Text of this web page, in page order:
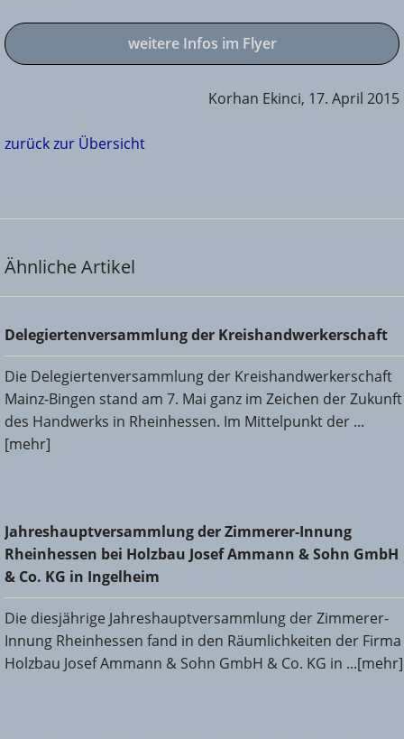
weitere Infos im Flyer
Korhan Ekinci, 17. April 2015
zurück zur Übersicht
Ähnliche Artikel
Delegiertenversammlung der Kreishandwerkerschaft
Delegiertenversammlung der Kreishandwerkerschaft
Die Delegiertenversammlung der Kreishandwerkerschaft
Mainz-Bingen stand am 7. Mai ganz im Zeichen der Zukunft
des Handwerks in Rheinhessen. Im Mittelpunkt der ...
[mehr]
Jahreshauptversammlung der Zimmerer-Innung
Rheinhessen bei Holzbau Josef Ammann & Sohn GmbH &
Co. KG in Ingelheim
Jahreshauptversammlung der Zimmerer-Innung
Rheinhessen bei Holzbau Josef Ammann & Sohn GmbH
& Co. KG in Ingelheim
Die diesjährige Jahreshauptversammlung der Zimmerer-
Innung Rheinhessen fand in den Räumlichkeiten der Firma
Holzbau Josef Ammann & Sohn GmbH & Co. KG in ...[mehr]